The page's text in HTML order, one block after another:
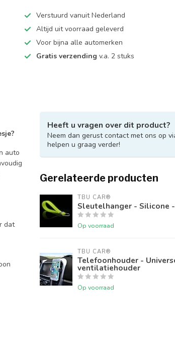
Verstuurd vanuit Nederland
Altijd uit voorraad geleverd
Voor bijna alle automerken
Gratis verzending v.a. 2 stuks
auto
dat
Heeft u vragen over dit product?
Neem dan gerust contact met ons op
helpen u graag verder!
Gerelateerde producten
TBU CAR®
Sleutelhanger - Silicone
Op voorraad
TBU CAR®
Telefoonhouder -
ventilatiehouder
Op voorraad